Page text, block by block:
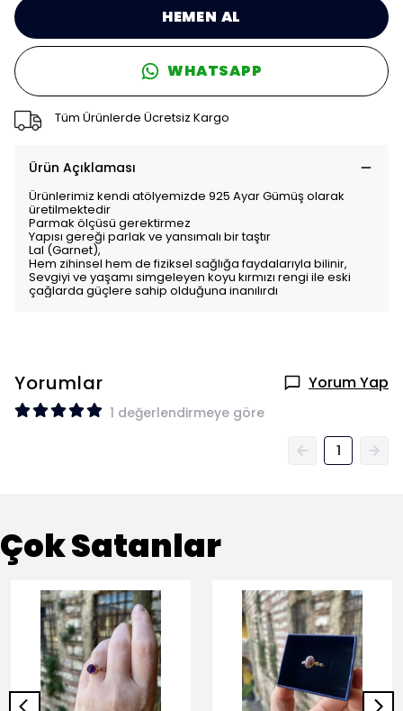
HEMEN AL
WHATSAPP
Tüm Ürünlerde Ücretsiz Kargo
Ürün Açıklaması
Ürünlerimiz kendi atölyemizde 925 Ayar Gümüş olarak
üretilmektedir
Parmak ölçüsü gerektirmez
Yapısı gereği parlak ve yansımalı bir taştır
Lal (Garnet),
Hem zihinsel hem de fiziksel sağlığa faydalarıyla bilinir,
Sevgiyi ve yaşamı simgeleyen koyu kırmızı rengi ile eski
çağlarda güçlere sahip olduğuna inanılırdı
Yorumlar Yorum Yap
1 değerlendirmeye göre
1
Çok Satanlar